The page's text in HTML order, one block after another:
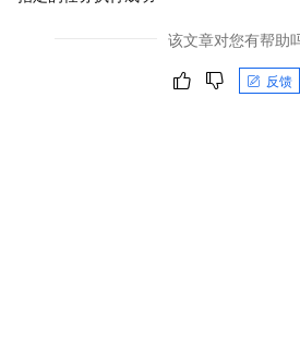
该文章对您有帮助
反馈